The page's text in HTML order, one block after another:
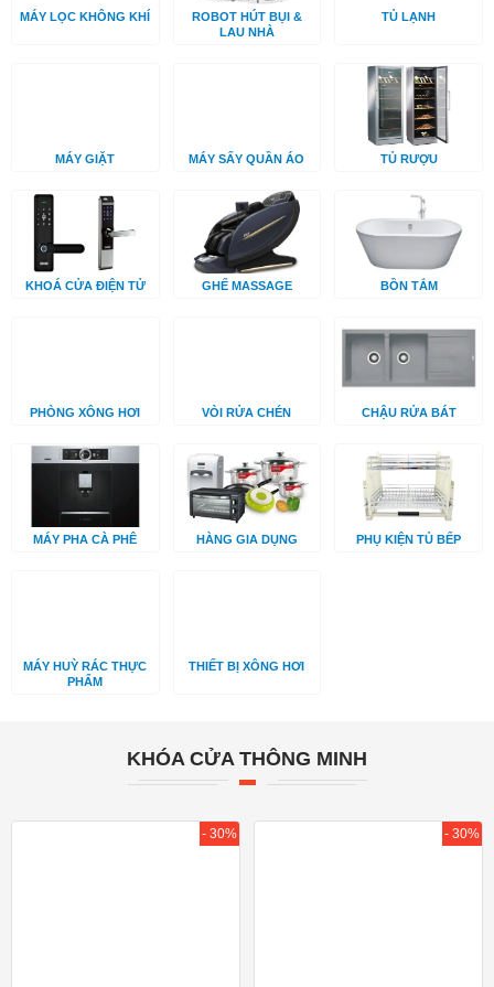
MÁY LỌC KHÔNG KHÍ
ROBOT HÚT BỤI &
LAU NHÀ
TỦ LẠNH
MÁY GIẶT MÁY SẤY QUẦN ÁO TỦ RƯỢU
KHOÁ CỬA ĐIỆN TỬ GHẾ MASSAGE BỒN TẮM
PHÒNG XÔNG HƠI VÒI RỬA CHÉN CHẬU RỬA BÁT
MÁY PHA CÀ PHÊ HÀNG GIA DỤNG PHỤ KIỆN TỦ BẾP
MÁY HUỲ RÁC THỰC
PHẨM
THIẾT BỊ XÔNG HƠI
KHÓA CỬA THÔNG MINH
- 30% - 30%